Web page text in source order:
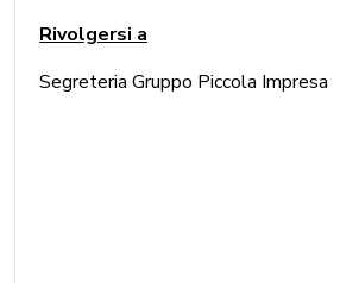
Rivolgersi a
Segreteria Gruppo Piccola Impresa